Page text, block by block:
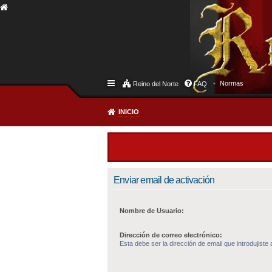
Reino del Norte FAQ Normas
INICIO
Enviar email de activación
Nombre de Usuario:
Dirección de correo electrónico:
Esta debe ser la dirección de email que introdujiste